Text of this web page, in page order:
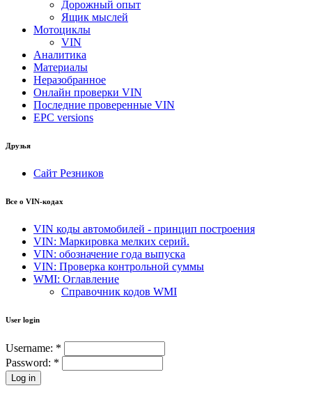
Дорожный опыт
Ящик мыслей
Мотоциклы
VIN
Аналитика
Материалы
Неразобранное
Онлайн проверки VIN
Последние проверенные VIN
EPC versions
Друзья
Сайт Резников
Все о VIN-кодах
VIN коды автомобилей - принцип построения
VIN: Маркировка мелких серий.
VIN: обозначение года выпуска
VIN: Проверка контрольной суммы
WMI: Оглавление
Справочник кодов WMI
User login
Username: *
Password: *